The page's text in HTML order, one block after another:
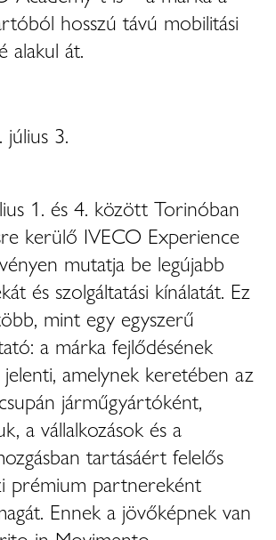
hosszú távú mobilitási
alakul át.
3.
1. és 4. között Torinóban
kerülő IVECO Experience
mutatja be legújabb
és szolgáltatási kínálatát. Ez
mint egy egyszerű
a márka fejlődésének
amelynek keretében az
járműgyártóként,
a vállalkozások és a
tartásáért felelős
prémium partnereként
Ennek a jövőképnek van